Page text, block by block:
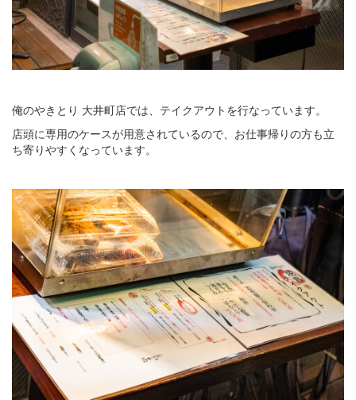
俺のやきとり 大井町店では、テイクアウトを行なっています。
店頭に専用のケースが用意されているので、お仕事帰りの方も立
ち寄りやすくなっています。